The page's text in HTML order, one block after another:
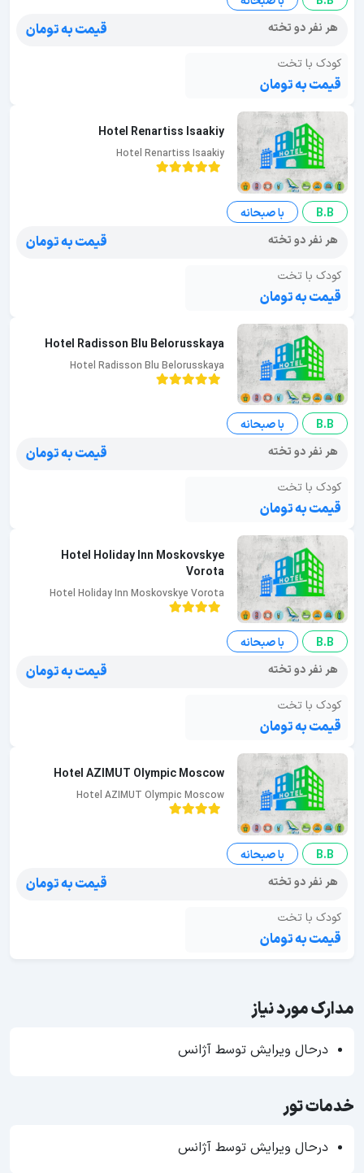
هر نفر دو تخته
قیمت به تومان
کودک با تخت
قیمت به تومان
Hotel Renartiss Isaakiy
Hotel Renartiss Isaakiy
B.B
با صبحانه
هر نفر دو تخته
قیمت به تومان
کودک با تخت
قیمت به تومان
Hotel Radisson Blu Belorusskaya
Hotel Radisson Blu Belorusskaya
B.B
با صبحانه
هر نفر دو تخته
قیمت به تومان
کودک با تخت
قیمت به تومان
Hotel Holiday Inn Moskovskye
Vorota
Hotel Holiday Inn Moskovskye Vorota
B.B
با صبحانه
هر نفر دو تخته
قیمت به تومان
کودک با تخت
قیمت به تومان
Hotel AZIMUT Olympic Moscow
Hotel AZIMUT Olympic Moscow
B.B
با صبحانه
هر نفر دو تخته
قیمت به تومان
کودک با تخت
قیمت به تومان
مدارک مورد نیاز
درحال ویرایش توسط آژانس
خدمات تور
درحال ویرایش توسط آژانس